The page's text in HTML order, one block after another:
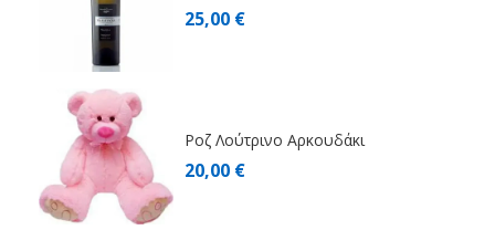
25,00 €
Ροζ Λούτρινο Αρκουδάκι
20,00 €